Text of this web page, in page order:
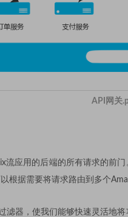
API网关
流应用的后端的所有请求的前
根据需要将请求路由到多个
滤器，使我们能够快速灵活地